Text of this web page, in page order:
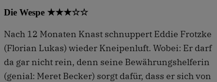
Die Wespe ★★★☆☆
Nach 12 Monaten Knast schnuppert Eddie Frotzke
(Florian Lukas) wieder Kneipenluft. Wobei: Er darf
da gar nicht rein, denn seine Bewährungshelferin
(genial: Meret Becker) sorgt dafür, dass er sich von